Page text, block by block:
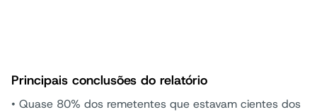
Principais conclusões do relatório
• Quase 80% dos remetentes que estavam cientes dos